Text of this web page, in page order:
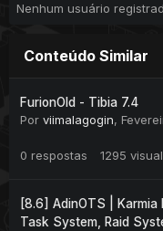
Nenhum usuário
Conteúdo Similar
FurionOld - Tibia 7.4
Por viimalagogin,
0 respostas 1295
[8.6] AdinOTS | Karmia
Task System, Raid